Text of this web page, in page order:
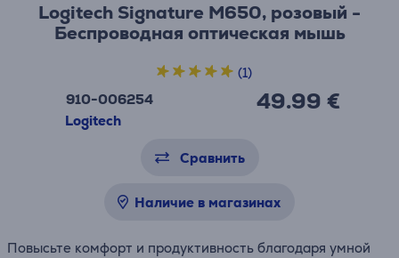
Logitech Signature M650, розовый -
Беспроводная оптическая мышь
910-006254
Logitech
49.99 €
(1)
Сравнить
Наличие в магазинах
Повысьте комфорт и продуктивность благодаря умной